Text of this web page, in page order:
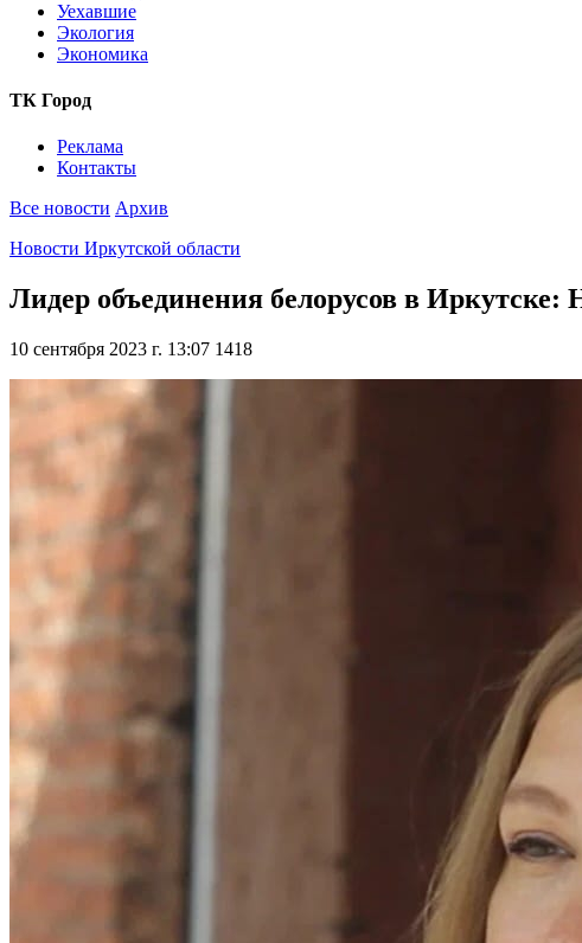
Уехавшие
Экология
Экономика
ТК Город
Реклама
Контакты
Все новости Архив
Новости Иркутской области
Лидер объединения белорусов в
10 сентября 2023 г. 13:07 1418